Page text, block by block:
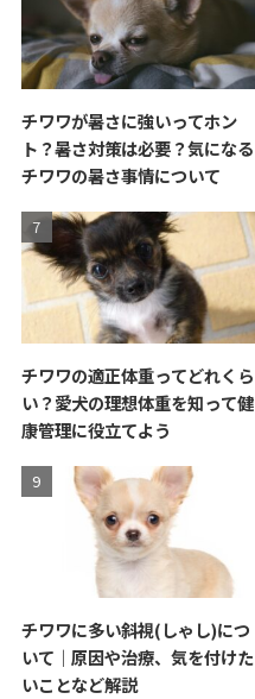
チワワが暑さに強いってホン
ト？暑さ対策は必要？気になる
チワワの暑さ事情について
チワワの適正体重ってどれくら
い？愛犬の理想体重を知って健
康管理に役立てよう
チワワに多い斜視(しゃし)につ
いて｜原因や治療、気を付けた
いことなど解説